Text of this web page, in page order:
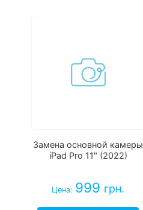
Замена основной камеры
iPad Pro 11" (2022)
Цена: 999 грн.